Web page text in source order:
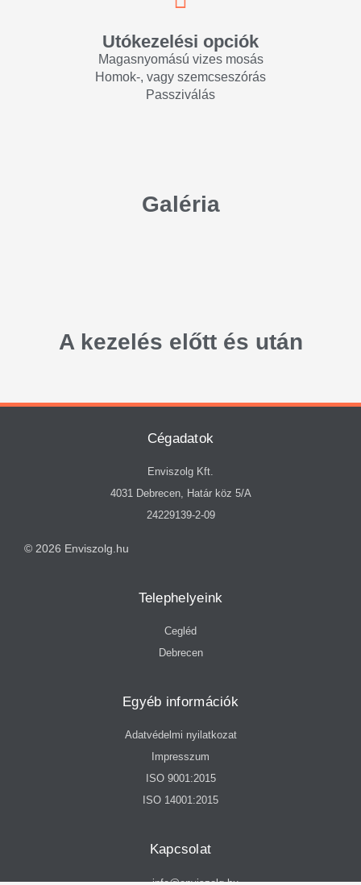
Utókezelési opciók
Magasnyomású vizes mosás
Homok-, vagy szemcseszórás
Passziválás
Galéria
A kezelés előtt és után
Cégadatok
Enviszolg Kft.
4031 Debrecen, Határ köz 5/A
24229139-2-09
© 2026 Enviszolg.hu
Telephelyeink
Cegléd
Debrecen
Egyéb információk
Adatvédelmi nyilatkozat
Impresszum
ISO 9001:2015
ISO 14001:2015
Kapcsolat